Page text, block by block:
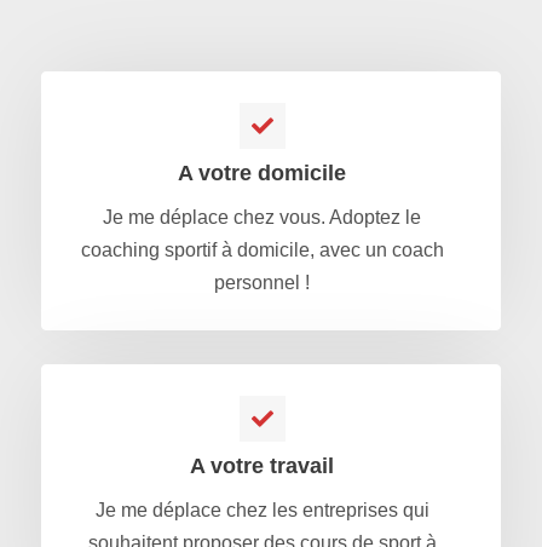
A votre domicile
Je me déplace chez vous. Adoptez le
coaching sportif à domicile, avec un coach
personnel !
A votre travail
Je me déplace chez les entreprises qui